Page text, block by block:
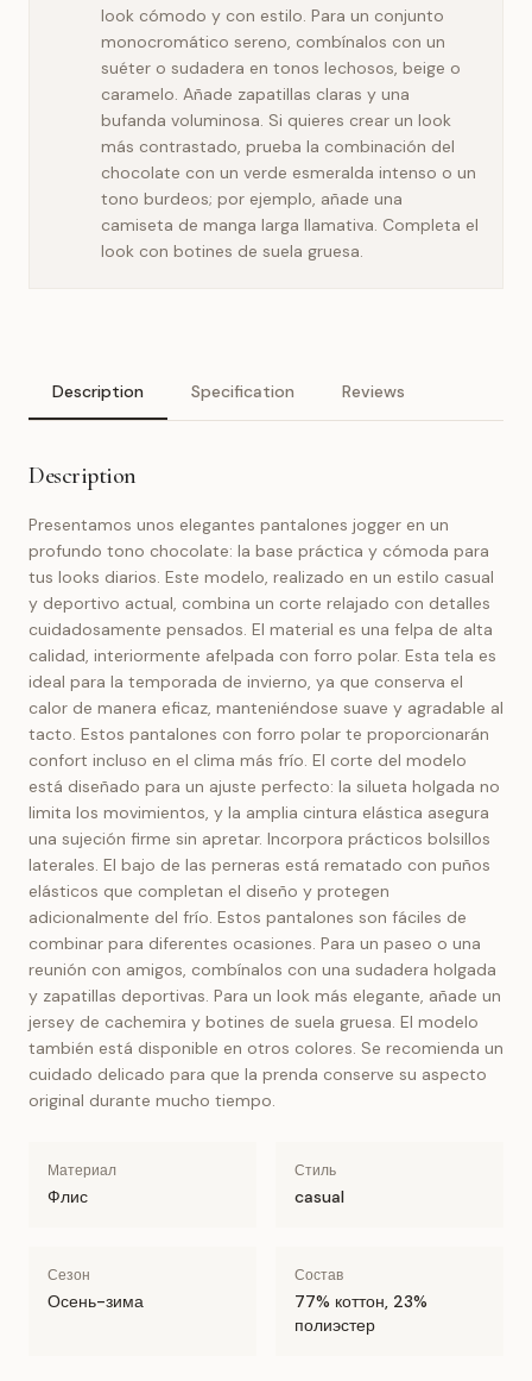
look cómodo y con estilo. Para un conjunto
monocromático sereno, combínalos con un
suéter o sudadera en tonos lechosos, beige o
caramelo. Añade zapatillas claras y una
bufanda voluminosa. Si quieres crear un look
más contrastado, prueba la combinación del
chocolate con un verde esmeralda intenso o un
tono burdeos; por ejemplo, añade una
camiseta de manga larga llamativa. Completa el
look con botines de suela gruesa.
Description Specification Reviews
Description
Presentamos unos elegantes pantalones jogger en un
profundo tono chocolate: la base práctica y cómoda para
tus looks diarios. Este modelo, realizado en un estilo casual
y deportivo actual, combina un corte relajado con detalles
cuidadosamente pensados. El material es una felpa de alta
calidad, interiormente afelpada con forro polar. Esta tela es
ideal para la temporada de invierno, ya que conserva el
calor de manera eficaz, manteniéndose suave y agradable al
tacto. Estos pantalones con forro polar te proporcionarán
confort incluso en el clima más frío. El corte del modelo
está diseñado para un ajuste perfecto: la silueta holgada no
limita los movimientos, y la amplia cintura elástica asegura
una sujeción firme sin apretar. Incorpora prácticos bolsillos
laterales. El bajo de las perneras está rematado con puños
elásticos que completan el diseño y protegen
adicionalmente del frío. Estos pantalones son fáciles de
combinar para diferentes ocasiones. Para un paseo o una
reunión con amigos, combínalos con una sudadera holgada
y zapatillas deportivas. Para un look más elegante, añade un
jersey de cachemira y botines de suela gruesa. El modelo
también está disponible en otros colores. Se recomienda un
cuidado delicado para que la prenda conserve su aspecto
original durante mucho tiempo.
Материал
Флис
Стиль
casual
Сезон
Осень-зима
Состав
77% коттон, 23%
полиэстер